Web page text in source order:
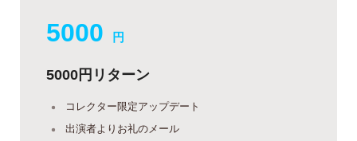
5000 円
5000円リターン
コレクター限定アップデート
出演者よりお礼のメール